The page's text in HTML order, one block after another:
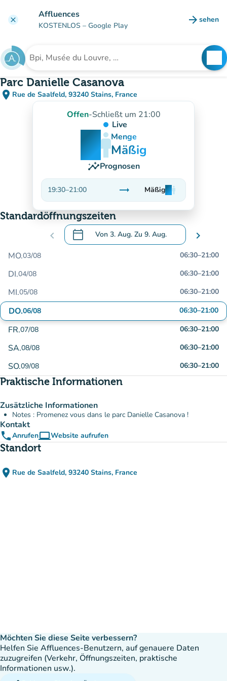
clear Affluences
KOSTENLOS – Google Play arrow_forward sehen
(new
Suche nach einer Einrichtung
Parc Danielle Casanova
place Rue de Saalfeld, 93240 Stains, France
(in Google Maps öffnen)
(new tab)
Offen-Schließt um 21:00
Live
man
man
manMenge
Mäßig
insightsPrognosen
19:30–21:00 trending_flat
Stabil
Mäßigman
man
man
Standardöffnungszeiten
chevron_left calendar_today Von 3. Aug. Zu 9. Aug.
.Öffnen Sie den Kalender, um Daten zu
chevron_right
MO.03/08 06:30–21:00
DI.04/08 06:30–21:00
MI.05/08 06:30–21:00
DO.06/08 06:30–21:00
FR.07/08 06:30–21:00
SA.08/08 06:30–21:00
SO.09/08 06:30–21:00
Praktische Informationen
Zusätzliche Informationen
Notes : Promenez vous dans le parc Danielle Casanova !
Kontakt
phoneAnrufencomputerWebsite aufrufen
(new tab)
Standort
place Rue de Saalfeld, 93240 Stains, France
(in Google Maps öffnen)
(new tab)
Möchten Sie diese Seite verbessern?
Helfen Sie Affluences-Benutzern, auf genauere Daten
zuzugreifen (Verkehr, Öffnungszeiten, praktische
Informationen usw.).